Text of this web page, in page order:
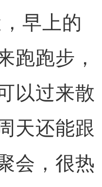
早上的
跑跑步，
以过来散
天还能跟
会，很热